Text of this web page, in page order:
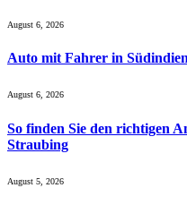
August 6, 2026
Auto mit Fahrer in
August 6, 2026
So finden Sie den richtigen
Straubing
August 5, 2026